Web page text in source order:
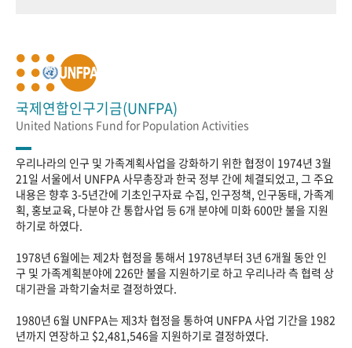
국제연합인구기금(UNFPA)
United Nations Fund for Population Activities
우리나라의 인구 및 가족계획사업을 강화하기 위한 협정이 1974년 3월
21일 서울에서 UNFPA 사무총장과 한국 정부 간에 체결되었고, 그 주요
내용은 향후 3-5년간에 기초인구자료 수집, 인구정책, 인구동태, 가족계
획, 홍보교육, 다분야 간 통합사업 등 6개 분야에 미화 600만 불을 지원
하기로 하였다.
1978년 6월에는 제2차 협정을 통해서 1978년부터 3년 6개월 동안 인
구 및 가족계획분야에 226만 불을 지원하기로 하고 우리나라 측 협력 상
대기관을 과학기술처로 결정하였다.
1980년 6월 UNFPA는 제3차 협정을 통하여 UNFPA 사업 기간을 1982
년까지 연장하고 $2,481,546을 지원하기로 결정하였다.